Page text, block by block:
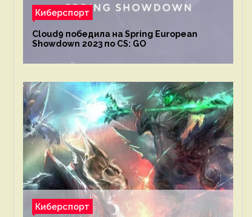
Киберспорт
Cloud9 победила на Spring European
Showdown 2023 по CS: GO
Киберспорт